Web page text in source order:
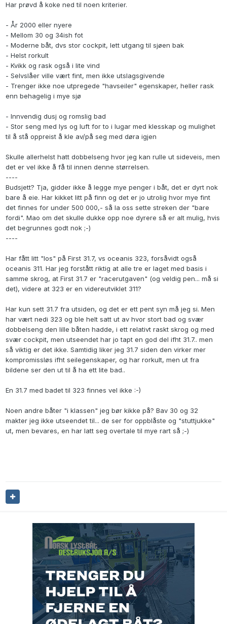
Har prøvd å koke ned til noen kriterier.
- År 2000 eller nyere
- Mellom 30 og 34ish fot
- Moderne båt, dvs stor cockpit, lett utgang til sjøen bak
- Helst rorkult
- Kvikk og rask også i lite vind
- Selvslåer ville vært fint, men ikke utslagsgivende
- Trenger ikke noe utpregede "havseiler" egenskaper, heller rask
enn behagelig i mye sjø
- Innvendig dusj og romslig bad
- Stor seng med lys og luft for to i lugar med klesskap og mulighet
til å stå oppreist å kle av/på seg med døra igjen
Skulle allerhelst hatt dobbelseng hvor jeg kan rulle ut sideveis, men
det er vel ikke å få til innen denne størrelsen.
----
Budsjett? Tja, gidder ikke å legge mye penger i båt, det er dyrt nok
bare å eie. Har kikket litt på finn og det er jo utrolig hvor mye fint
det finnes for under 500 000,- så la oss sette streken der "bare
fordi". Mao om det skulle dukke opp noe dyrere så er alt mulig, hvis
det begrunnes godt nok ;-)
----
Har fått litt "los" på First 31.7, vs oceanis 323, forsåvidt også
oceanis 311. Har jeg forstått riktig at alle tre er laget med basis i
samme skrog, at First 31.7 er "racerutgaven" (og veldig pen... må si
det), videre at 323 er en videreutviklet 311?
Har kun sett 31.7 fra utsiden, og det er ett pent syn må jeg si. Men
har vært nedi 323 og ble helt satt ut av hvor stort bad og svær
dobbelseng den lille båten hadde, i ett relativt raskt skrog og med
svær cockpit, men utseendet har jo tapt en god del ifht 31.7.. men
så viktig er det ikke. Samtidig liker jeg 31.7 siden den virker mer
kompromissløs ifht seilegenskaper, og har rorkult, men ut fra
bildene ser den ut til å ha ett lite bad..
En 31.7 med badet til 323 finnes vel ikke :-)
Noen andre båter "i klassen" jeg bør kikke på? Bav 30 og 32
makter jeg ikke utseendet til... de ser for oppblåste og "stuttjukke"
ut, men bevares, en har latt seg overtale til mye rart så ;-)